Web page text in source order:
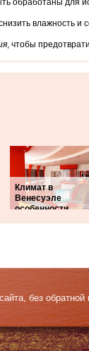
обработаны для
влажность и
, чтобы
Климат в
Венесуэле
особенности
без